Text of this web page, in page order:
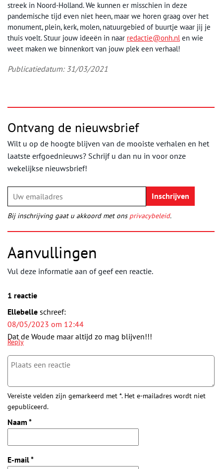
streek in Noord-Holland. We kunnen er misschien in deze
pandemische tijd even niet heen, maar we horen graag over het
monument, plein, kerk, molen, natuurgebied of buurtje waar jij je
thuis voelt. Stuur jouw ideeën in naar redactie@onh.nlen wie
weet maken we binnenkort van jouw plek een verhaal!
Publicatiedatum: 31/03/2021
Ontvang de nieuwsbrief
Wilt u op de hoogte blijven van de mooiste verhalen en het
laatste erfgoednieuws? Schrijf u dan nu in voor onze
wekelijkse nieuwsbrief!
Bij inschrijving gaat u akkoord met ons privacybeleid.
Aanvullingen
Vul deze informatie aan of geef een reactie.
1 reactie
Ellebelle schreef:
08/05/2023 om 12:44
Dat de Woude maar altijd zo mag blijven!!!
Reply
Vereiste velden zijn gemarkeerd met *. Het e-mailadres wordt niet
gepubliceerd.
Naam *
E-mail*